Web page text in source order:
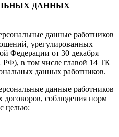
ДАННЫХ
данные работников
урегулированных
Федерации от 30 декабря
в том числе главой 14 ТК
данных работников.
данные работников
соблюдения норм
целью: